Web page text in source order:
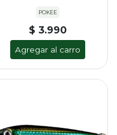
POKEE
$ 3.990
Agregar al carro